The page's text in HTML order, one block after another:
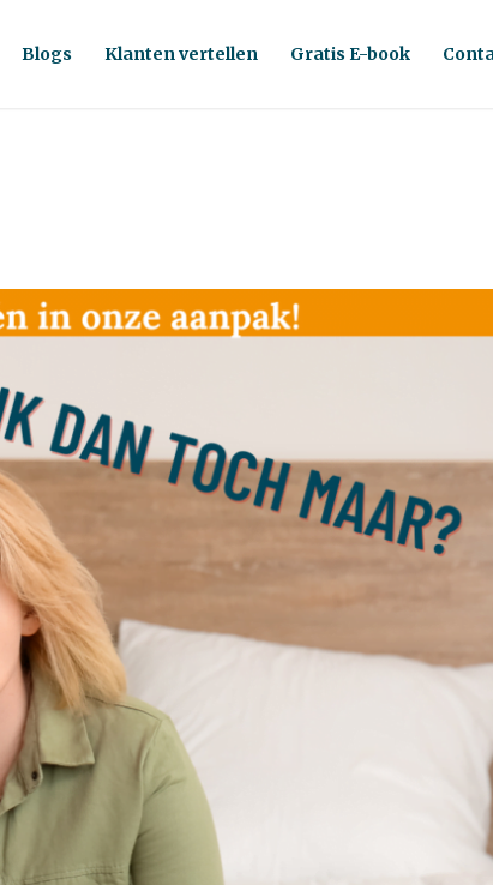
Blogs Klanten vertellen Gratis E-book